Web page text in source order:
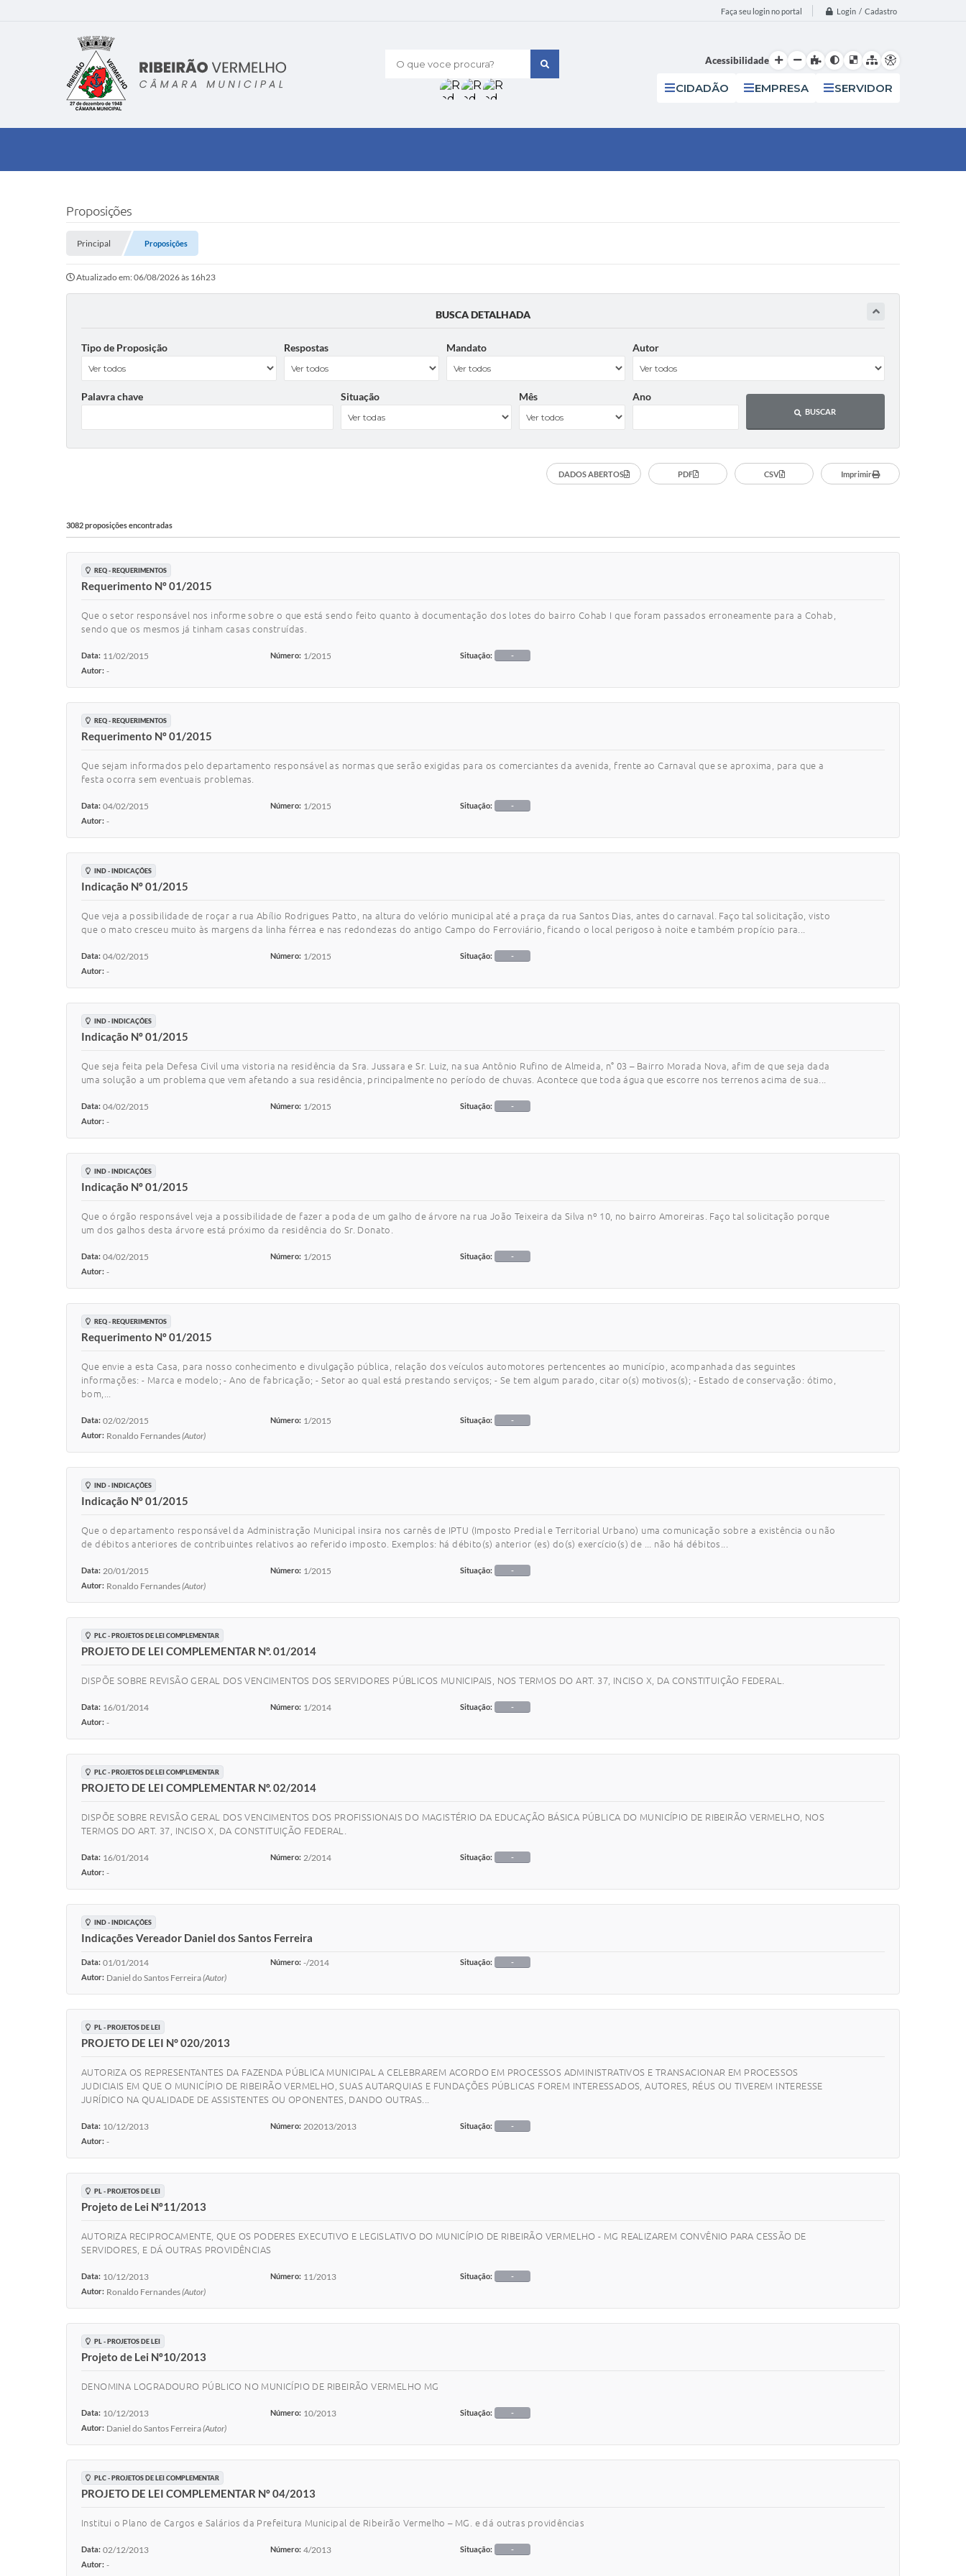
Faça seu login no portal Login / Cadastro
O que voce procura? Acessibilidade
CIDADÃO EMPRESA SERVIDOR
Proposições
Principal Proposições
Atualizado em: 06/08/2026 às 16h23
BUSCA DETALHADA
Tipo de Proposição Respostas Mandato Autor
Palavra chave Situação Mês Ano
BUSCAR
DADOS ABERTOS PDF CSV Imprimir
3082 proposições encontradas
REQ - REQUERIMENTOS
Requerimento Nº 01/2015
Que o setor responsável nos informe sobre o que está sendo feito quanto à documentação dos lotes do bairro Cohab I que foram passados erroneamente para a Cohab,
sendo que os mesmos já tinham casas construídas.
Data: 11/02/2015 Número: 1/2015 Situação:
-
Autor: -
REQ - REQUERIMENTOS
Requerimento Nº 01/2015
Que sejam informados pelo departamento responsável as normas que serão exigidas para os comerciantes da avenida, frente ao Carnaval que se aproxima, para que a
festa ocorra sem eventuais problemas.
Data: 04/02/2015 Número: 1/2015 Situação:
-
Autor: -
IND - INDICAÇÕES
Indicação Nº 01/2015
Que veja a possibilidade de roçar a rua Abílio Rodrigues Patto, na altura do velório municipal até a praça da rua Santos Dias, antes do carnaval. Faço tal solicitação, visto
que o mato cresceu muito às margens da linha férrea e nas redondezas do antigo Campo do Ferroviário, ficando o local perigoso à noite e também propício para...
Data: 04/02/2015 Número: 1/2015 Situação:
-
Autor: -
IND - INDICAÇÕES
Indicação Nº 01/2015
Que seja feita pela Defesa Civil uma vistoria na residência da Sra. Jussara e Sr. Luiz, na sua Antônio Rufino de Almeida, n° 03 – Bairro Morada Nova, afim de que seja dada
uma solução a um problema que vem afetando a sua residência, principalmente no período de chuvas. Acontece que toda água que escorre nos terrenos acima de sua...
Data: 04/02/2015 Número: 1/2015 Situação:
-
Autor: -
IND - INDICAÇÕES
Indicação Nº 01/2015
Que o órgão responsável veja a possibilidade de fazer a poda de um galho de árvore na rua João Teixeira da Silva nº 10, no bairro Amoreiras. Faço tal solicitação porque
um dos galhos desta árvore está próximo da residência do Sr. Donato.
Data: 04/02/2015 Número: 1/2015 Situação:
-
Autor: -
REQ - REQUERIMENTOS
Requerimento Nº 01/2015
Que envie a esta Casa, para nosso conhecimento e divulgação pública, relação dos veículos automotores pertencentes ao município, acompanhada das seguintes
informações: - Marca e modelo; - Ano de fabricação; - Setor ao qual está prestando serviços; - Se tem algum parado, citar o(s) motivos(s); - Estado de conservação: ótimo,
bom,...
Data: 02/02/2015 Número: 1/2015 Situação:
-
Autor: Ronaldo Fernandes(Autor)
IND - INDICAÇÕES
Indicação Nº 01/2015
Que o departamento responsável da Administração Municipal insira nos carnês de IPTU (Imposto Predial e Territorial Urbano) uma comunicação sobre a existência ou não
de débitos anteriores de contribuintes relativos ao referido imposto. Exemplos: há débito(s) anterior (es) do(s) exercício(s) de ... não há débitos...
Data: 20/01/2015 Número: 1/2015 Situação:
-
Autor: Ronaldo Fernandes(Autor)
PLC - PROJETOS DE LEI COMPLEMENTAR
PROJETO DE LEI COMPLEMENTAR Nº. 01/2014
DISPÕE SOBRE REVISÃO GERAL DOS VENCIMENTOS DOS SERVIDORES PÚBLICOS MUNICIPAIS, NOS TERMOS DO ART. 37, INCISO X, DA CONSTITUIÇÃO FEDERAL.
Data: 16/01/2014 Número: 1/2014 Situação:
-
Autor: -
PLC - PROJETOS DE LEI COMPLEMENTAR
PROJETO DE LEI COMPLEMENTAR Nº. 02/2014
DISPÕE SOBRE REVISÃO GERAL DOS VENCIMENTOS DOS PROFISSIONAIS DO MAGISTÉRIO DA EDUCAÇÃO BÁSICA PÚBLICA DO MUNICÍPIO DE RIBEIRÃO VERMELHO, NOS
TERMOS DO ART. 37, INCISO X, DA CONSTITUIÇÃO FEDERAL.
Data: 16/01/2014 Número: 2/2014 Situação:
-
Autor: -
IND - INDICAÇÕES
Indicações Vereador Daniel dos Santos Ferreira
Data: 01/01/2014 Número: -/2014 Situação:
-
Autor: Daniel do Santos Ferreira(Autor)
PL - PROJETOS DE LEI
PROJETO DE LEI N° 020/2013
AUTORIZA OS REPRESENTANTES DA FAZENDA PÚBLICA MUNICIPAL A CELEBRAREM ACORDO EM PROCESSOS ADMINISTRATIVOS E TRANSACIONAR EM PROCESSOS
JUDICIAIS EM QUE O MUNICÍPIO DE RIBEIRÃO VERMELHO, SUAS AUTARQUIAS E FUNDAÇÕES PÚBLICAS FOREM INTERESSADOS, AUTORES, RÉUS OU TIVEREM INTERESSE
JURÍDICO NA QUALIDADE DE ASSISTENTES OU OPONENTES, DANDO OUTRAS...
Data: 10/12/2013 Número: 202013/2013 Situação:
-
Autor: -
PL - PROJETOS DE LEI
Projeto de Lei Nº11/2013
AUTORIZA RECIPROCAMENTE, QUE OS PODERES EXECUTIVO E LEGISLATIVO DO MUNICÍPIO DE RIBEIRÃO VERMELHO - MG REALIZAREM CONVÊNIO PARA CESSÃO DE
SERVIDORES, E DÁ OUTRAS PROVIDÊNCIAS
Data: 10/12/2013 Número: 11/2013 Situação:
-
Autor: Ronaldo Fernandes(Autor)
PL - PROJETOS DE LEI
Projeto de Lei Nº10/2013
DENOMINA LOGRADOURO PÚBLICO NO MUNICÍPIO DE RIBEIRÃO VERMELHO MG
Data: 10/12/2013 Número: 10/2013 Situação:
-
Autor: Daniel do Santos Ferreira(Autor)
PLC - PROJETOS DE LEI COMPLEMENTAR
PROJETO DE LEI COMPLEMENTAR Nº 04/2013
Institui o Plano de Cargos e Salários da Prefeitura Municipal de Ribeirão Vermelho – MG. e dá outras providências
Data: 02/12/2013 Número: 4/2013 Situação:
-
Autor: -